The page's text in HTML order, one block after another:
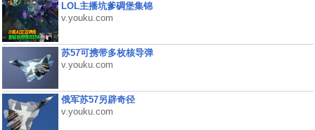
LOL主播坑爹碉堡集锦
v.youku.com
苏57可携带多枚核导弹
v.youku.com
俄军苏57另辟奇径
v.youku.com